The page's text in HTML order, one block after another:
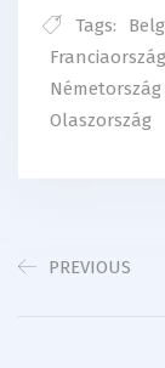
Tags:
Franciaország
Németország
Olaszország
PREVIOUS